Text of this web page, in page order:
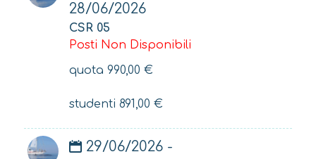
28/06/2026
CSR 05
Posti Non Disponibili
quota 990,00 €
studenti 891,00 €
29/06/2026 -